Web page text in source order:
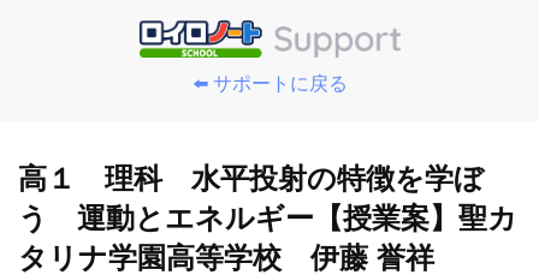
⬅️ サポートに戻る
高１ 理科 水平投射の特徴を学ぼ
う 運動とエネルギー【授業案】聖カ
タリナ学園高等学校 伊藤 誉祥